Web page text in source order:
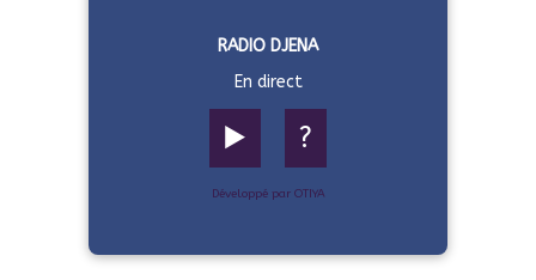
RADIO DJENA
En direct
▶️ ?
Développé par OTIYA